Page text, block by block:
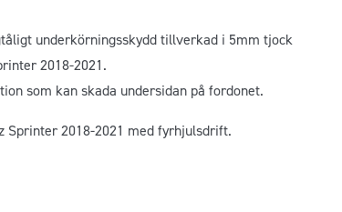
underkörningsskydd tillverkad i 5mm tjock
2018-2021.
som kan skada undersidan på fordonet.
2018-2021 med fyrhjulsdrift.